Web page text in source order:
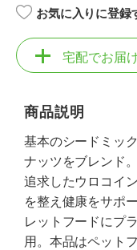
お気に入りに登録
宅配でお届
商品説明
基本のシードミッ
ナッツをブレンド
追求したウロコイ
を整え健康をサポ
レットフードにプ
用。本品はペット